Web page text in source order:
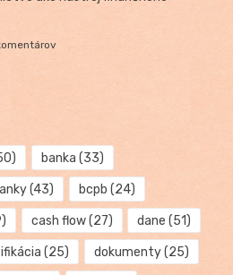
banka (33)
(43) bcpb (24)
cash flow(27) dane (51)
(25) dokumenty(25)